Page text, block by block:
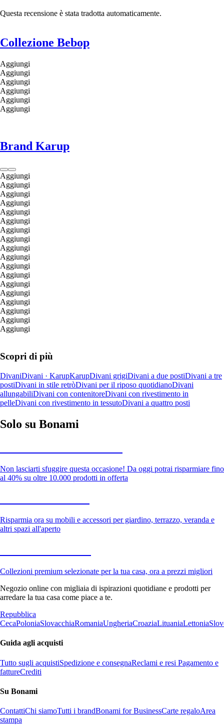
Questa recensione è stata tradotta automaticamente.
Collezione Bebop
Aggiungi
Aggiungi
Aggiungi
Aggiungi
Aggiungi
Aggiungi
Brand Karup
Aggiungi
Aggiungi
Aggiungi
Aggiungi
Aggiungi
Aggiungi
Aggiungi
Aggiungi
Aggiungi
Aggiungi
Aggiungi
Aggiungi
Aggiungi
Aggiungi
Aggiungi
Aggiungi
Aggiungi
Aggiungi
Scopri di più
DivaniDivani · KarupKarupDivani grigiDivani a due postiDivani a tre
postiDivani in stile retròDivani per il riposo quotidianoDivani
allungabiliDivani con contenitoreDivani con rivestimento in
pelleDivani con rivestimento in tessutoDivani a quattro posti
Solo su Bonami
Non lasciarti sfuggire questa occasione! Da oggi potrai risparmiare fino
al 40% su oltre 10.000 prodotti in offerta
Risparmia ora su mobili e accessori per giardino, terrazzo, veranda e
altri spazi all'aperto
Collezioni premium selezionate per la tua casa, ora a prezzi migliori
Negozio online con migliaia di ispirazioni quotidiane e prodotti per
arredare la tua casa come piace a te.
Repubblica
CecaPoloniaSlovacchiaRomaniaUngheriaCroaziaLituaniaLettonia
Guida agli acquisti
Tutto sugli acquistiSpedizione e consegnaReclami e resi Pagamento e
fattureCrediti
Su Bonami
ContattiChi siamoTutti i brandBonami for BusinessCarte regaloArea
stampa